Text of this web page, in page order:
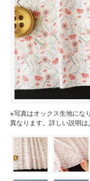
※写真はオックス生地にな
異なります。詳しい説明は